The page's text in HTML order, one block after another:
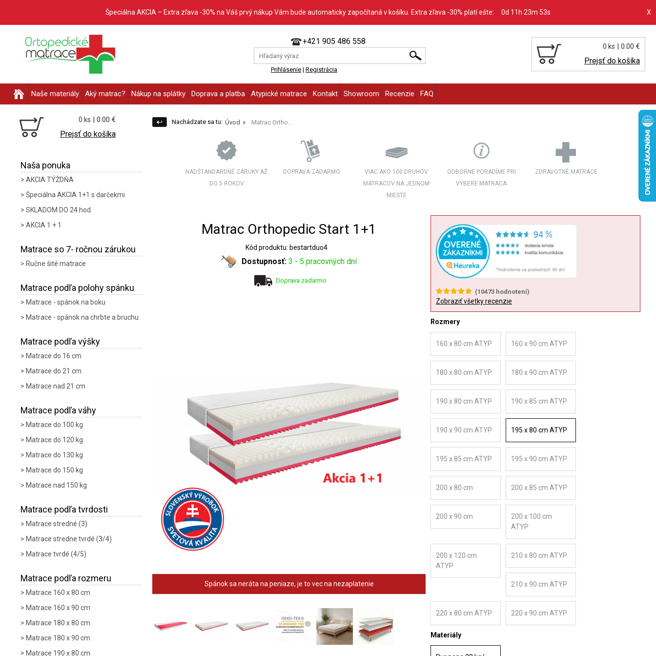
Špeciálna AKCIA – Extra zľava -30% na Váš prvý nákup Vám bude automaticky započítaná v košíku. Extra zľava -30% platí ešte: 0d 11h 23m 51s X
+421 905 486 558
0 ks | 0.00 €
Prejsť do košíka
Prihlásenie | Registrácia
Naše materiály Aký matrac? Nákup na splátky Doprava a platba Atypické matrace Kontakt Showroom Recenzie FAQ
0 ks | 0.00 €
Prejsť do košíka
Naša ponuka
AKCIA TÝŽDŇA
Špeciálna AKCIA 1+1 s darčekmi
SKLADOM DO 24 hod.
AKCIA 1 + 1
Matrace so 7- ročnou zárukou
Ručne šité matrace
Matrace podľa polohy spánku
Matrace - spánok na boku
Matrace - spánok na chrbte a bruchu
Matrace podľa výšky
Matrace do 16 cm
Matrace do 21 cm
Matrace nad 21 cm
Matrace podľa váhy
Matrace do 100 kg
Matrace do 120 kg
Matrace do 130 kg
Matrace do 150 kg
Matrace nad 150 kg
Matrace podľa tvrdosti
Matrace stredné (3)
Matrace stredne tvrdé (3/4)
Matrace tvrdé (4/5)
Matrace podľa rozmeru
Matrace 160 x 80 cm
Matrace 160 x 90 cm
Matrace 180 x 80 cm
Matrace 180 x 90 cm
Matrace 190 x 80 cm
Nachádzate sa tu: Úvod Matrac Ortho...
NADŠTANDARDNÉ ZÁRUKY AŽ
DO 5 ROKOV
DOPRAVA ZADARMO
VIAC AKO 100 DRUHOV
MATRACOV NA JEDNOM
MIESTE
ODBORNE PORADÍME PRI
VÝBERE MATRACA
ZDRAVOTNÉ MATRACE
Matrac Orthopedic Start 1+1
Kód produktu: bestartduo4
Dostupnosť: 3 - 5 pracovných dní
Doprava zadarmo
Spánok sa neráta na peniaze, je to vec na nezaplatenie
(10473 hodnotení)
Zobraziť všetky recenzie
Rozmery
160 x 80 cm ATYP 160 x 90 cm ATYP
180 x 80 cm ATYP 180 x 90 cm ATYP
190 x 80 cm ATYP 190 x 85 cm ATYP
190 x 90 cm ATYP 195 x 80 cm ATYP
195 x 85 cm ATYP 195 x 90 cm ATYP
200 x 80 cm 200 x 85 cm ATYP
200 x 90 cm
200 x 100 cm
ATYP
200 x 120 cm
ATYP
210 x 80 cm ATYP
210 x 90 cm ATYP
220 x 80 cm ATYP 220 x 90 cm ATYP
Materiály